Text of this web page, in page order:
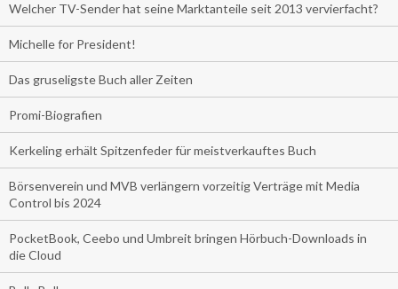
Welcher TV-Sender hat seine Marktanteile seit 2013 vervierfacht?
Michelle for President!
Das gruseligste Buch aller Zeiten
Promi-Biografien
Kerkeling erhält Spitzenfeder für meistverkauftes Buch
Börsenverein und MVB verlängern vorzeitig Verträge mit Media
Control bis 2024
PocketBook, Ceebo und Umbreit bringen Hörbuch-Downloads in
die Cloud